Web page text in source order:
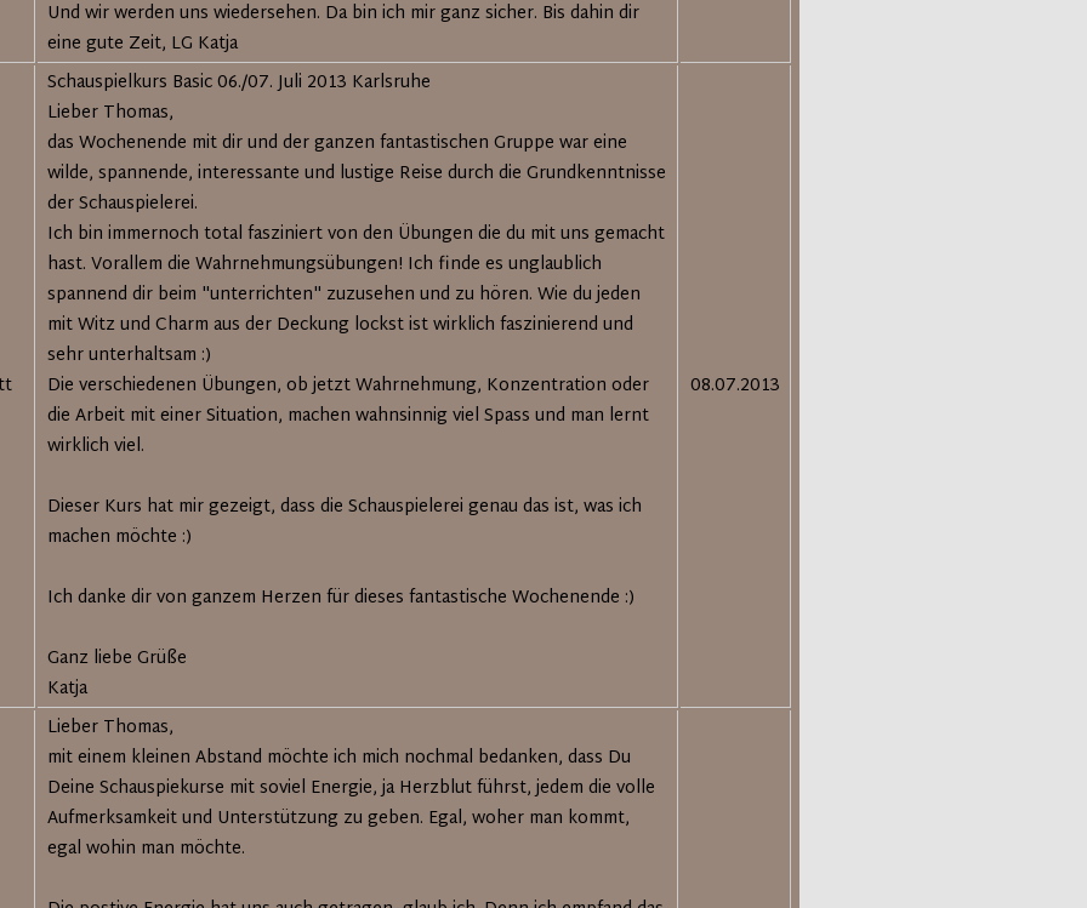
Und wir werden uns wiedersehen. Da bin ich mir ganz sicher. Bis dahin dir
eine gute Zeit, LG Katja
Schauspielkurs Basic 06./07. Juli 2013 Karlsruhe
Lieber Thomas,
das Wochenende mit dir und der ganzen fantastischen Gruppe war eine
wilde, spannende, interessante und lustige Reise durch die Grundkenntnisse
der Schauspielerei.
Ich bin immernoch total fasziniert von den Übungen die du mit uns gemacht
hast. Vorallem die Wahrnehmungsübungen! Ich finde es unglaublich
spannend dir beim "unterrichten" zuzusehen und zu hören. Wie du jeden
mit Witz und Charm aus der Deckung lockst ist wirklich faszinierend und
sehr unterhaltsam :)
Die verschiedenen Übungen, ob jetzt Wahrnehmung, Konzentration oder
die Arbeit mit einer Situation, machen wahnsinnig viel Spass und man lernt
wirklich viel.
Dieser Kurs hat mir gezeigt, dass die Schauspielerei genau das ist, was ich
machen möchte :)
Ich danke dir von ganzem Herzen für dieses fantastische Wochenende :)
Ganz liebe Grüße
Katja
08.07.2013
Lieber Thomas,
mit einem kleinen Abstand möchte ich mich nochmal bedanken, dass Du
Deine Schauspiekurse mit soviel Energie, ja Herzblut führst, jedem die volle
Aufmerksamkeit und Unterstützung zu geben. Egal, woher man kommt,
egal wohin man möchte.